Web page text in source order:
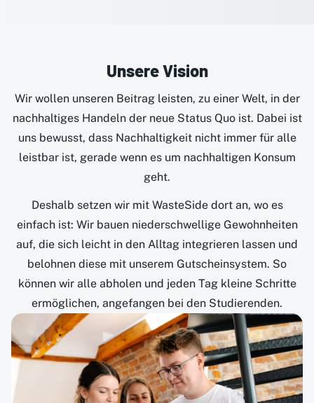
Unsere Vision
Wir wollen unseren Beitrag leisten, zu einer Welt, in der
nachhaltiges Handeln der neue Status Quo ist. Dabei ist
uns bewusst, dass Nachhaltigkeit nicht immer für alle
leistbar ist, gerade wenn es um nachhaltigen Konsum
geht.
Deshalb setzen wir mit WasteSide dort an, wo es
einfach ist: Wir bauen niederschwellige Gewohnheiten
auf, die sich leicht in den Alltag integrieren lassen und
belohnen diese mit unserem Gutscheinsystem. So
können wir alle abholen und jeden Tag kleine Schritte
ermöglichen, angefangen bei den Studierenden.